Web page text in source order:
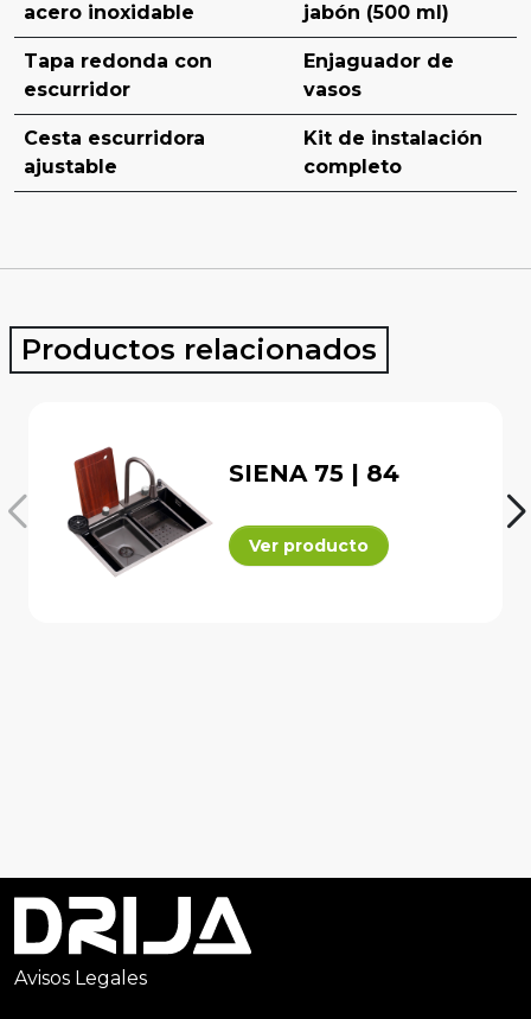
acero inoxidable
jabón (500 ml)
Tapa redonda con
escurridor
Enjaguador de
vasos
Cesta escurridora
ajustable
Kit de instalación
completo
Productos relacionados
SIENA 75 | 84
Ver producto
Avisos Legales